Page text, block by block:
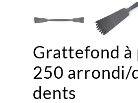
Grattefond à
250 arrondi/
dents